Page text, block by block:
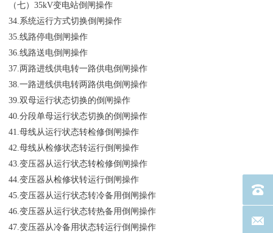
（七）35kV变电站倒闸操作
34.系统运行方式切换倒闸操作
35.线路停电倒闸操作
36.线路送电倒闸操作
37.两路进线供电转一路供电倒闸操作
38.一路进线供电转两路供电倒闸操作
39.双母运行状态切换的倒闸操作
40.分段单母运行状态切换的倒闸操作
41.母线从运行状态转检修倒闸操作
42.母线从检修状态转运行倒闸操作
43.变压器从运行状态转检修倒闸操作
44.变压器从检修状转运行倒闸操作
45.变压器从运行状态转冷备用倒闸操作
46.变压器从运行状态转热备用倒闸操作
47.变压器从冷备用状态转运行倒闸操作
电话
联系